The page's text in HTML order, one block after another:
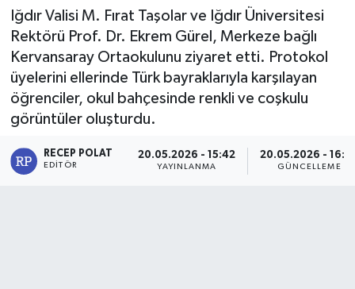
Iğdır Valisi M. Fırat Taşolar ve Iğdır Üniversitesi
Rektörü Prof. Dr. Ekrem Gürel, Merkeze bağlı
Kervansaray Ortaokulunu ziyaret etti. Protokol
üyelerini ellerinde Türk bayraklarıyla karşılayan
öğrenciler, okul bahçesinde renkli ve coşkulu
görüntüler oluşturdu.
RECEP POLAT
EDITÖR
20.05.2026 - 15:42
YAYINLANMA
20.05.2026 -
GÜNCELLEME